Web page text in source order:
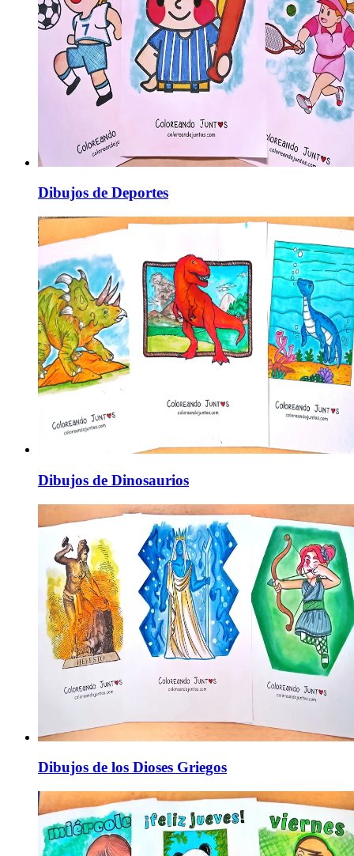
Dibujos de Deportes
Dibujos de Dinosaurios
Dibujos de los Dioses Griegos